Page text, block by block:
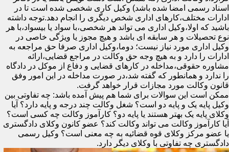
اسناد رسمی امضا شده باشد) وکیل کاری شخصی شده است تا در
ادارات مختلف،کارهای اداری شخص دیگری را انجام دهد.توجه داشته
باشید که اولا،وکیل اداری می تواند هر شخصی،با سواد یا بیسواد،با هر
نوع تحصیلات و هر سابقه ای باشد و هیچ مجوز یا ویژگی خاصی در
وکیل اداری مورد نیاز نیست؛ دوما،وکیل اداری صرفا حق مراجعه به
ادارات را دارد و به هیچ وجه حق وکالت در مراجع قضایی،ارائه
مشاوره حقوقی،مداخله در کارهای قضایی و دفاع از موکل در دادگاه
را ندارد و همانطور که گفته شد،در صورت مداخله در این امور وفق
قانون وکالت مورد مجازات قرار خواهد گرفت.
ممکن است این سوالات برای شما هم پیش آمده باشد: چه تفاوتی بین
وکیل پایه یک و پایه دو است؟ شغل وکالت چند درجه و پایه دارد؟ آیا
وکلای پایه یک بهتر هستند یا پایه دو؟ کارآموز وکالت چه کسی است؟
آیا کارآموز وکالت می تواند وکالت کند؟ عضو کانون وکلای دادگستری
یا عضو مرکز وکلای قوه قضائیه به چه معنی است؟ وکیل رسمی
دادگستری چه تفاوتی با وکلای دیگر دارد.